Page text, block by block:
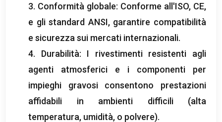
3. Conformità globale: Conforme all'ISO, CE,
e gli standard ANSI, garantire compatibilità
e sicurezza sui mercati internazionali.
4. Durabilità: I rivestimenti resistenti agli
agenti atmosferici e i componenti per
impieghi gravosi consentono prestazioni
affidabili in ambienti difficili (alta
temperatura, umidità, o polvere).